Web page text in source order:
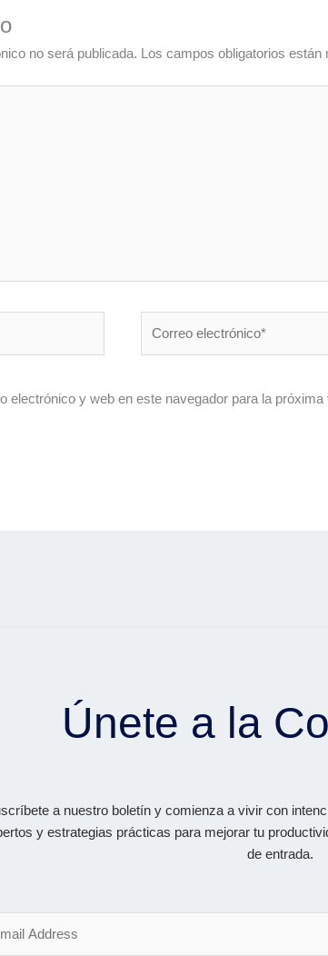
no será publicada. Los campos obligatorios
electrónico*
electrónico y web en este navegador para la
Únete a la
a nuestro boletín y comienza a vivir con
y estrategias prácticas para mejorar tu
de entrada.